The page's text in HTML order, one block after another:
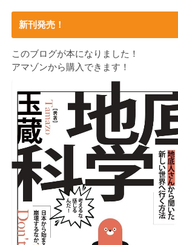
新刊発売！
このブログが本になりました！
アマゾンから購入できます！